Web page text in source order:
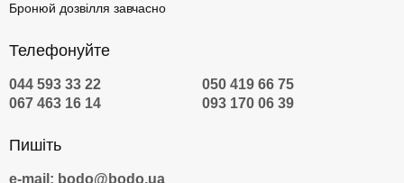
Бронюй дозвілля завчасно
Телефонуйте
044 593 33 22
050 419 66 75
067 463 16 14
093 170 06 39
Пишіть
e-mail: bodo@bodo.ua